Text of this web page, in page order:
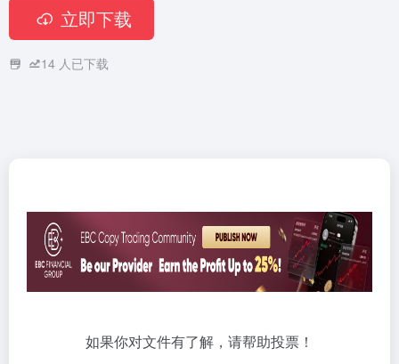
立即下载
14 人已下载
如果你对文件有了解，请帮助投票！